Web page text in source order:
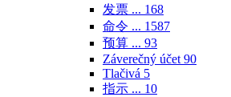
发票 ... 168
命令 ... 1587
预算 ... 93
Záverečný účet 90
Tlačivá 5
指示 ... 10